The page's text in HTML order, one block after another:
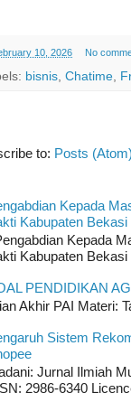
10, 2026 No
bisnis, Chatime,
to: Posts (Atom)
Kepada
Kabupaten Bekasi
Kepada
Kabupaten
PENDIDIKAN
Akhir PAI Materi:
Sistem
Jurnal Ilmiah
2986-6340